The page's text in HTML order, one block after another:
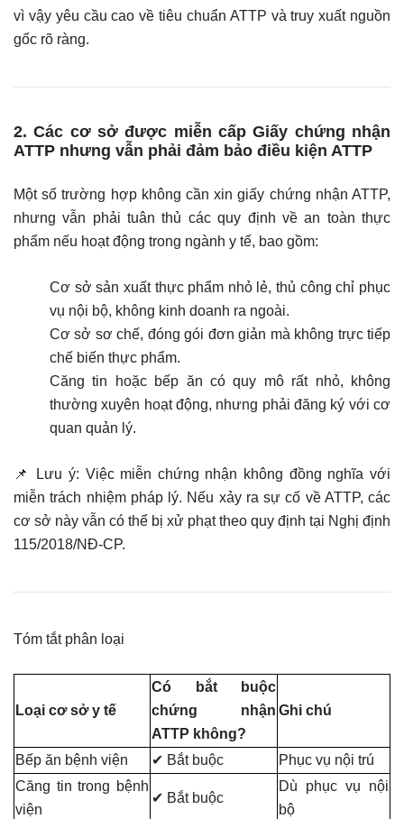
vì vậy yêu cầu cao về tiêu chuẩn ATTP và truy xuất nguồn
gốc rõ ràng.
2. Các cơ sở được miễn cấp Giấy chứng nhận
ATTP nhưng vẫn phải đảm bảo điều kiện ATTP
Một số trường hợp không cần xin giấy chứng nhận ATTP,
nhưng vẫn phải tuân thủ các quy định về an toàn thực
phẩm nếu hoạt động trong ngành y tế, bao gồm:
Cơ sở sản xuất thực phẩm nhỏ lẻ, thủ công chỉ phục
vụ nội bộ, không kinh doanh ra ngoài.
Cơ sở sơ chế, đóng gói đơn giản mà không trực tiếp
chế biến thực phẩm.
Căng tin hoặc bếp ăn có quy mô rất nhỏ, không
thường xuyên hoạt động, nhưng phải đăng ký với cơ
quan quản lý.
📌 Lưu ý: Việc miễn chứng nhận không đồng nghĩa với
miễn trách nhiệm pháp lý. Nếu xảy ra sự cố về ATTP, các
cơ sở này vẫn có thể bị xử phạt theo quy định tại Nghị định
115/2018/NĐ-CP.
Tóm tắt phân loại
Loại cơ sở y tế
Có bắt buộc
chứng nhận
ATTP không?
Ghi chú
Bếp ăn bệnh viện ✔ Bắt buộc
Phục vụ nội trú
Căng tin trong bệnh
viện
✔ Bắt buộc
Dù phục vụ nội
bộ